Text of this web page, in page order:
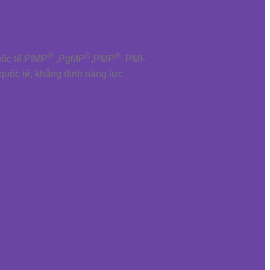
tế PfMP® ,PgMP®,PMP®, PMI-
tế, khẳng định năng lực